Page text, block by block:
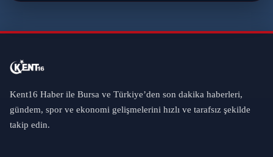
Kent16 Haber ile Bursa ve Türkiye’den son dakika haberleri,
gündem, spor ve ekonomi gelişmelerini hızlı ve tarafsız şekilde
takip edin.